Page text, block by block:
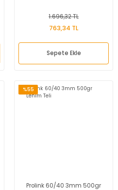
1.696,32 TL
763,34 TL
Sepete Ekle
%55
Prolink 60/40 3mm 500gr